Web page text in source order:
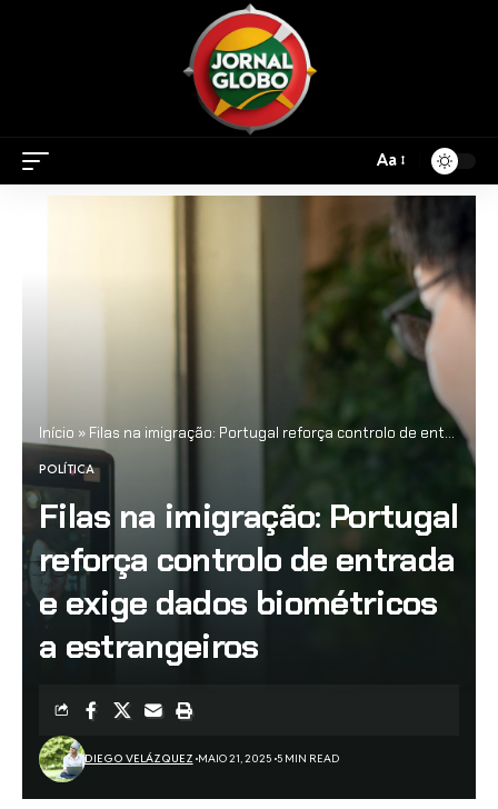
Aa
Início » Filas na imigração: Portugal reforça controlo de entrada e exige dados biométricos a estrangeiros
POLÍTICA
Filas na imigração: Portugal
reforça controlo de entrada
e exige dados biométricos
a estrangeiros
DIEGO VELÁZQUEZ MAIO 21, 2025 5 MIN READ